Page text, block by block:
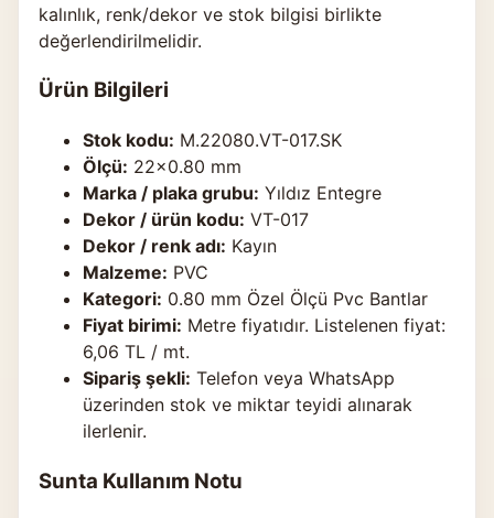
kalınlık, renk/dekor ve stok bilgisi birlikte
değerlendirilmelidir.
Ürün Bilgileri
Stok kodu: M.22080.VT-017.SK
Ölçü: 22×0.80 mm
Marka / plaka grubu: Yıldız Entegre
Dekor / ürün kodu: VT-017
Dekor / renk adı: Kayın
Malzeme: PVC
Kategori: 0.80 mm Özel Ölçü Pvc Bantlar
Fiyat birimi: Metre fiyatıdır. Listelenen fiyat:
6,06 TL / mt.
Sipariş şekli: Telefon veya WhatsApp
üzerinden stok ve miktar teyidi alınarak
ilerlenir.
Sunta Kullanım Notu